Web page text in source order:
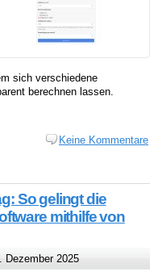
sich verschiedene
berechnen lassen.
Keine Kommentare
So gelingt die
mithilfe von
Dezember 2025